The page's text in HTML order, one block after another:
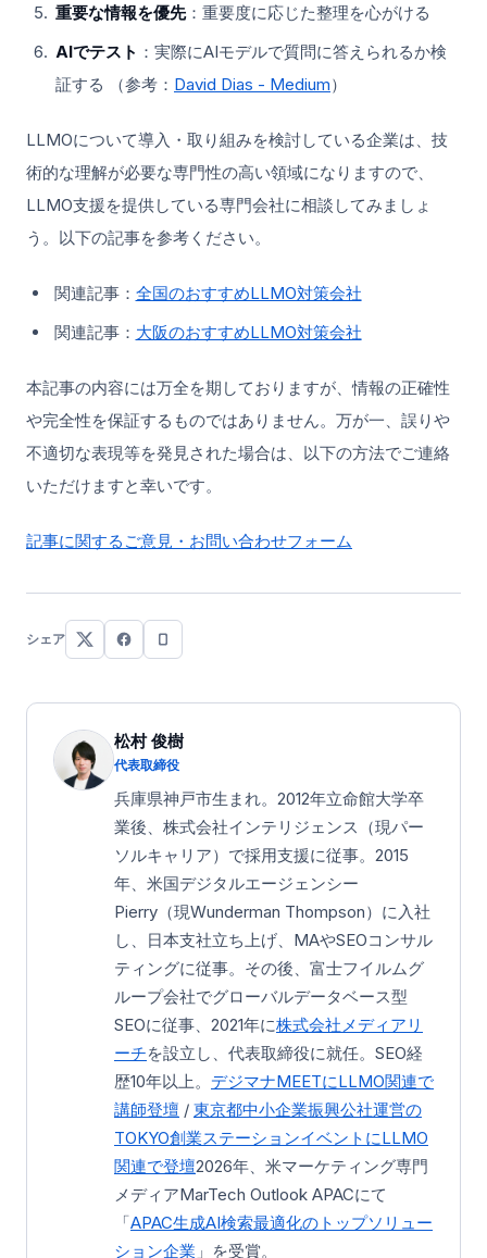
重要な情報を優先：重要度に応じた整理を心がける
AIでテスト ：実際にAIモデルで質問に答えられるか検
証する （参考： David Dias - Medium）
LLMOについて導入・取り組みを検討している企業は、技
術的な理解が必要な専門性の高い領域になりますので、
LLMO支援を提供している専門会社に相談してみましょ
う。以下の記事を参考ください。
関連記事： 全国のおすすめLLMO対策会社
関連記事： 大阪のおすすめLLMO対策会社
本記事の内容には万全を期しておりますが、情報の正確性
や完全性を保証するものではありません。万が一、誤りや
不適切な表現等を発見された場合は、以下の方法でご連絡
いただけますと幸いです。
記事に関するご意見・お問い合わせフォーム
シェア
松村 俊樹
代表取締役
兵庫県神戸市生まれ。2012年立命館大学卒
業後、株式会社インテリジェンス（現パー
ソルキャリア）で採用支援に従事。2015
年、米国デジタルエージェンシー
Pierry（現Wunderman Thompson）に入社
し、日本支社立ち上げ、MAやSEOコンサル
ティングに従事。その後、富士フイルムグ
ループ会社でグローバルデータベース型
SEOに従事、2021年に株式会社メディアリ
ーチを設立し、代表取締役に就任。SEO経
歴10年以上。 デジマナMEETにLLMO関連で
講師登壇 / 東京都中小企業振興公社運営の
TOKYO創業ステーションイベントにLLMO
関連で登壇2026年、米マーケティング専門
メディアMarTech Outlook APACにて
「APAC生成AI検索最適化のトップソリュー
ション企業 」を受賞。